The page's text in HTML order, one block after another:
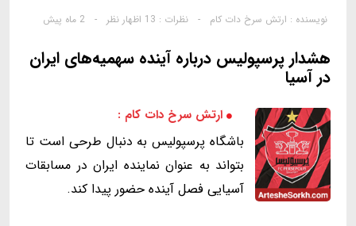
نویسنده : ارتش سرخ دات کام - نظرات : 13 اظهار نظر - 2 ماه پیش
هشدار پرسپولیس درباره آینده سهمیه‌های ایران
در آسیا
ارتش سرخ دات کام :
باشگاه پرسپولیس به دنبال طرحی است تا
بتواند به عنوان نماینده ایران در مسابقات
آسیایی فصل آینده حضور پیدا کند.